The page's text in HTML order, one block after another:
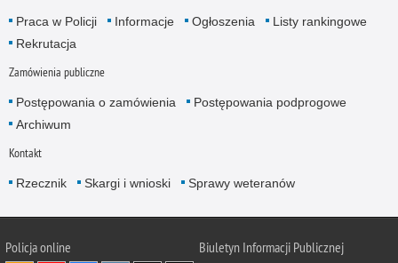
Praca w Policji Informacje Ogłoszenia
Listy rankingowe
Rekrutacja
Zamówienia publiczne
Postępowania o zamówienia
Postępowania podprogowe
Archiwum
Kontakt
Rzecznik Skargi i wnioski Sprawy weteranów
Policjaonline Biuletyn Informacji Publicznej